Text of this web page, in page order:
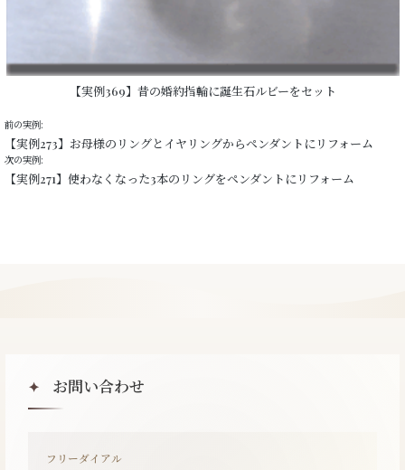
【実例369】昔の婚約指輪に誕生石ルビーをセット
前の実例:
【実例273】お母様のリングとイヤリングからペンダントにリフォーム
次の実例:
【実例271】使わなくなった3本のリングをペンダントにリフォーム
✦ お問い合わせ
フリーダイアル